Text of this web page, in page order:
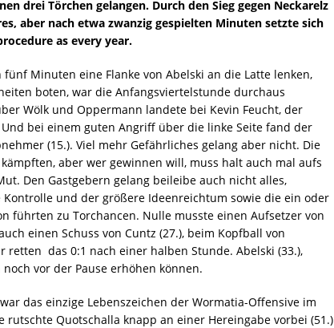
drei Törchen gelangen. Durch den Sieg gegen Neckarelz
aber nach etwa zwanzig gespielten Minuten setzte sich
as every year.
Minuten eine Flanke von Abelski an die Latte lenken,
boten, war die Anfangsviertelstunde durchaus
Wölk und Oppermann landete bei Kevin Feucht, der
bei einem guten Angriff über die linke Seite fand der
(15.). Viel mehr Gefährliches gelang aber nicht. Die
aber wer gewinnen will, muss halt auch mal aufs
Den Gastgebern gelang beileibe auch nicht alles,
und der größere Ideenreichtum sowie die ein oder
führten zu Torchancen. Nulle musste einen Aufsetzer von
einen Schuss von Cuntz (27.), beim Kopfball von
 das 0:1 nach einer halben Stunde. Abelski (33.),
vor der Pause erhöhen können.
das einzige Lebenszeichen der Wormatia-Offensive im
rutschte Quotschalla knapp an einer Hereingabe vorbei (51.)